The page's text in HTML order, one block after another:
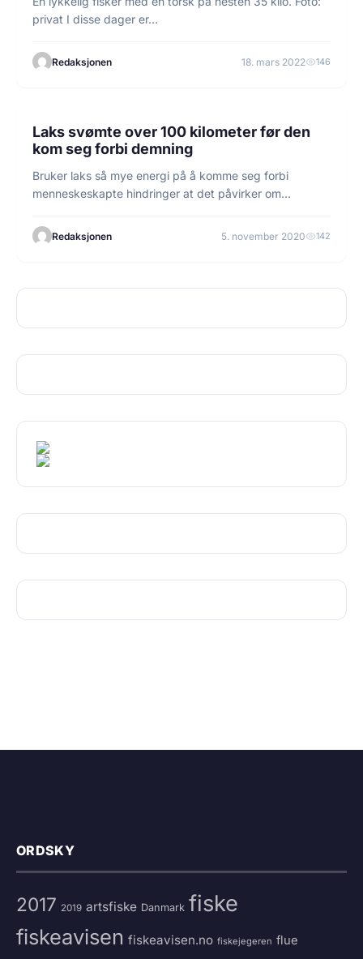
privat I disse dager er…
Redaksjonen 18. mars 2022 146
FISKE
Laks svømte over 100 kilometer før den
kom seg forbi demning
Bruker laks så mye energi på å komme seg forbi
menneskeskapte hindringer at det påvirker om…
Redaksjonen 5. november 2020 142
ORDSKY
2017 2019 artsfiske Danmark fiske
fiskeavisen fiskeavisen.no fiskejegeren flue